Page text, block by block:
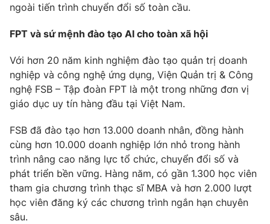
Thị trường 24h Tấm lòng Việt
VTV4 Vươn mình bằng AI
VTV9 VTV8
Liên hệ tòa soạn English
ngoài tiến trình chuyển đổi số toàn cầu.
FPT và sứ mệnh đào tạo AI cho toàn xã hội
Với hơn 20 năm kinh nghiệm đào tạo quản trị doanh
nghiệp và công nghệ ứng dụng, Viện Quản trị & Công
nghệ FSB – Tập đoàn FPT là một trong những đơn vị
giáo dục uy tín hàng đầu tại Việt Nam.
FSB đã đào tạo hơn 13.000 doanh nhân, đồng hành
cùng hơn 10.000 doanh nghiệp lớn nhỏ trong hành
trình nâng cao năng lực tổ chức, chuyển đổi số và
phát triển bền vững. Hàng năm, có gần 1.300 học viên
tham gia chương trình thạc sĩ MBA và hơn 2.000 lượt
học viên đăng ký các chương trình ngắn hạn chuyên
sâu.